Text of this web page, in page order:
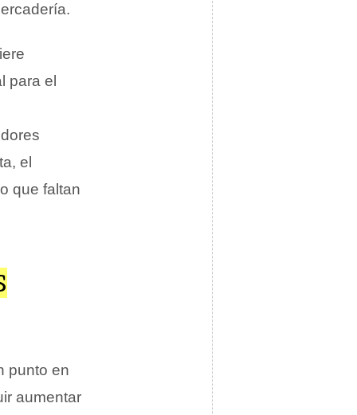
para el
el
que faltan
punto en
aumentar